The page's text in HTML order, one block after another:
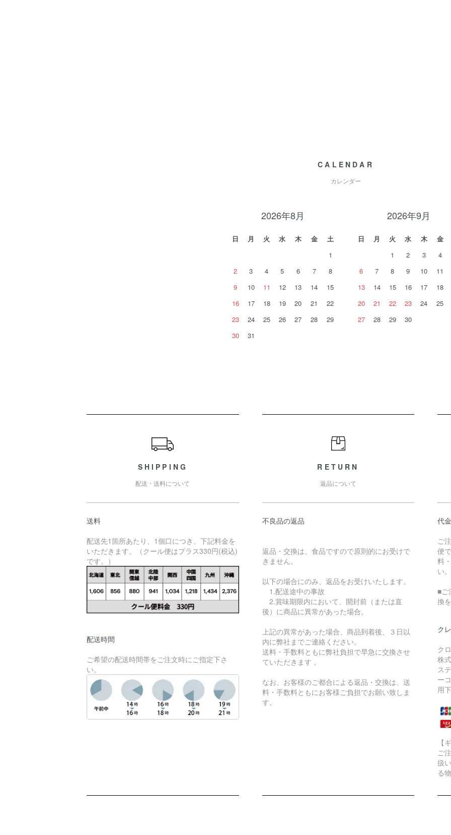
CALENDAR
カレンダー
2026年8月
日 月 火 水 木 金
土
1
2
3 4 5 6 7
8
9
10 11 12 13 14
15
16
17 18 19 20 21
22
23
24 25 26 27 28
29
30
31
2026年9月
日 月 火 水 木 金
1
2 3 4
6
7 8 9 10 11
13
14 15 16 17 18
20
21 22 23 24 25
27
28 29 30
SHIPPING
配送・送料について
送料
配送先1箇所あたり、1個口につき、下記料金を
いただきます。（クール便はプラス330円(税込)
です。）
配送時間
ご希望の配送時間帯をご注文時にご指定下さ
い。
RETURN
返品について
不良品の返品
返品・交換は、食品ですので原則的にお受けで
きません。
以下の場合にのみ、返品をお受けいたします。
1.配送途中の事故
2.賞味期限内において、開封前（または直
後）に商品に異常があった場合。
上記の異常があった場合、商品到着後、３日以
内に弊社までご連絡ください。
送料・手数料ともに弊社負担で早急に交換させ
ていただきます 。
なお、お客様のご都合による返品・交換は、送
料・手数料ともにお客様ご負担でお願い致しま
す。
代
ご
便
料
い。
■ご
換
ク
ク
株
ス
ー
用
【
ご
扱
る